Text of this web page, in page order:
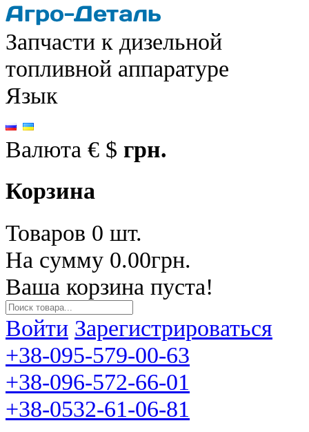
Запчасти к дизельной
топливной аппаратуре
Язык
Валюта € $ грн.
Корзина
Товаров 0 шт.
На сумму 0.00грн.
Ваша корзина пуста!
Войти Зарегистрироваться
+38-095-579-00-63
+38-096-572-66-01
+38-0532-61-06-81